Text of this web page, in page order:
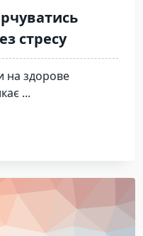
стресу
на здорове
...